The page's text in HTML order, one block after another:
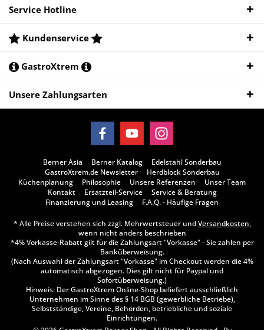
Service Hotline
Kundenservice
GastroXtrem
Unsere Zahlungsarten
Berner Asia Berner Katalog
Edelstahl Sonderbau
GastroXtrem.de Newsletter
Herdblock Sonderbau
Küchenplanung
Philosophie Unsere Referenzen
Unser Team
Kontakt
Ersatzteil-Service
Service & Beratung
Finanzierung und Leasing
F.A.Q. - Häufige Fragen
* Alle Preise verstehen sich zzgl. Mehrwertsteuer undVersandkosten,
wenn nicht anders beschrieben
*4% Vorkasse-Rabatt gilt für die Zahlungsart "Vorkasse" - Sie zahlen per
Banküberweisung.
(Nach Auswahl der Zahlungsart "Vorkasse" im Checkout werden die 4%
automatisch abgezogen. Dies gilt nicht für Paypal und
Sofortüberweisung.)
Hinweis: Der GastroXtrem Online-Shop beliefert ausschließlich
Unternehmen im Sinne des § 14 BGB (gewerbliche Betriebe),
Selbstständige, Vereine, Behörden, betriebliche und soziale
Einrichtungen.